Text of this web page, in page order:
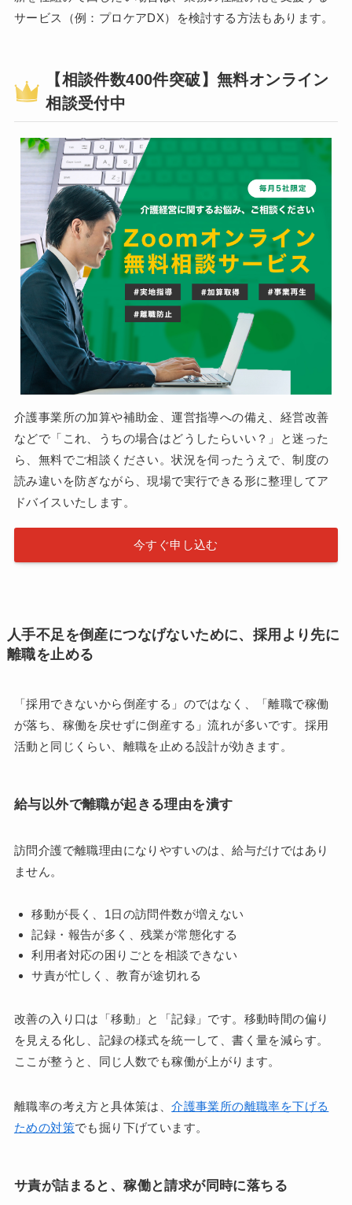
サービス（例：プロケアDX）を検討する方法もあります。
【相談件数400件突破】無料オンライン
相談受付中
介護事業所の加算や補助金、運営指導への備え、経営改善
などで「これ、うちの場合はどうしたらいい？」と迷った
ら、無料でご相談ください。状況を伺ったうえで、制度の
読み違いを防ぎながら、現場で実行できる形に整理してア
ドバイスいたします。
今すぐ申し込む
人手不足を倒産につなげないために、採用より先に
離職を止める
「採用できないから倒産する」のではなく、「離職で稼働
が落ち、稼働を戻せずに倒産する」流れが多いです。採用
活動と同じくらい、離職を止める設計が効きます。
給与以外で離職が起きる理由を潰す
訪問介護で離職理由になりやすいのは、給与だけではあり
ません。
移動が長く、1日の訪問件数が増えない
記録・報告が多く、残業が常態化する
利用者対応の困りごとを相談できない
サ責が忙しく、教育が途切れる
改善の入り口は「移動」と「記録」です。移動時間の偏り
を見える化し、記録の様式を統一して、書く量を減らす。
ここが整うと、同じ人数でも稼働が上がります。
離職率の考え方と具体策は、介護事業所の離職率を下げる
ための対策でも掘り下げています。
サ責が詰まると、稼働と請求が同時に落ちる